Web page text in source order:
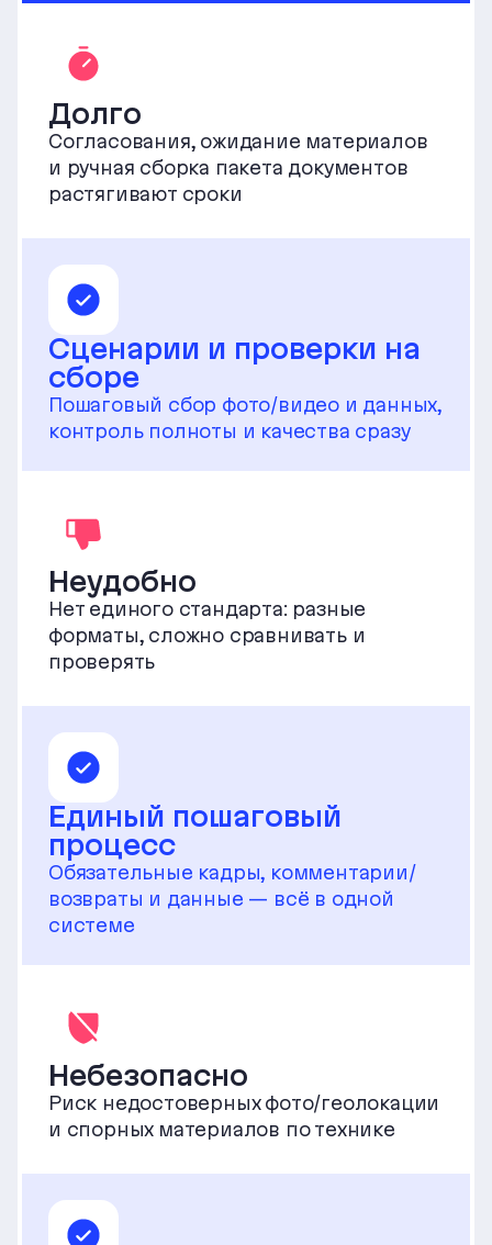
Долго
Согласования, ожидание материалов
и ручная сборка пакета документов
растягивают сроки
Сценарии и проверки на
сборе
Пошаговый сбор фото/видео и данных,
контроль полноты и качества сразу
Неудобно
Нет единого стандарта: разные
форматы, сложно сравнивать и
проверять
Единый пошаговый
процесс
Обязательные кадры, комментарии/
возвраты и данные — всё в одной
системе
Небезопасно
Риск недостоверных фото/геолокации
и спорных материалов по технике